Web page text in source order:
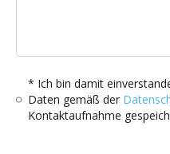
* Ich bin damit
Daten gemäß der
Kontaktaufnahme